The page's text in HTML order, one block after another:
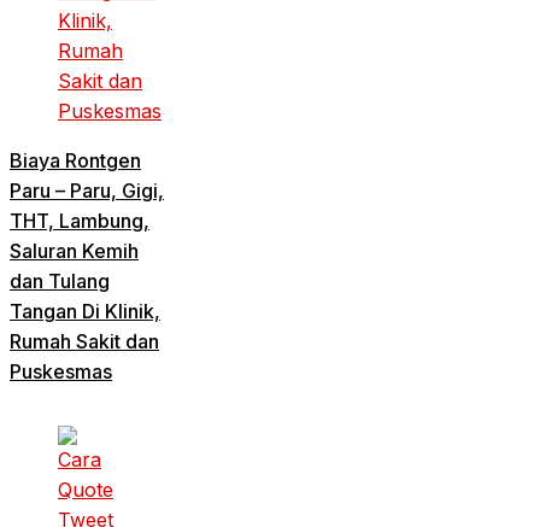
Biaya Rontgen
Paru – Paru, Gigi,
THT, Lambung,
Saluran Kemih
dan Tulang
Tangan Di Klinik,
Rumah Sakit dan
Puskesmas